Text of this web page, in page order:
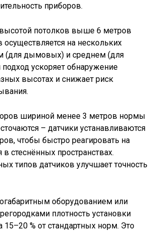
приборов.
потолков выше 6 метров
на нескольких
(для дымовых) и среднем (для
ускоряет обнаружение
высотах и снижает риск
шириной менее 3 метров нормы
– датчики устанавливаются
чтобы быстро реагировать на
в стеснённых пространствах.
типов датчиков улучшает точность
оборудованием или
плотность установки
15–20 % от стандартных норм. Это